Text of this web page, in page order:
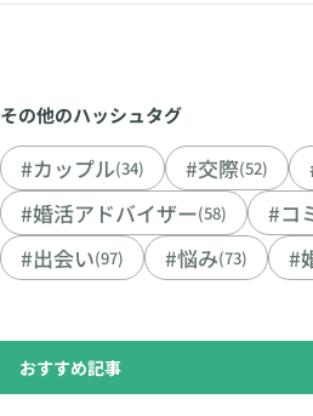
その他のハッシュタグ
#カップル(34) #交際(52)
#婚活アドバイザー(58) #コ
#出会い(97) #悩み(73) #
おすすめ記事